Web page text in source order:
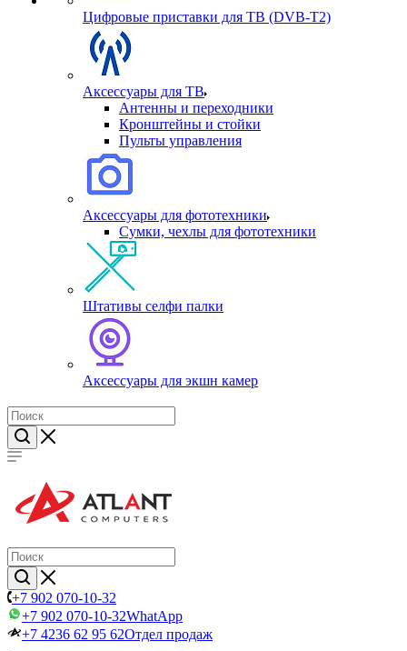
Цифровые приставки для ТВ (DVB-T2)
Аксессуары для ТВ
Антенны и переходники
Кронштейны и стойки
Пульты управления
Аксессуары для фототехники
Сумки, чехлы для фототехники
Штативы селфи палки
Аксессуары для экшн камер
+7 902 070-10-32
+7 902 070-10-32WhatApp
+7 4236 62 95 62Отдел продаж